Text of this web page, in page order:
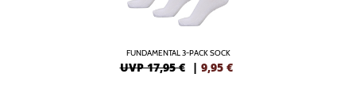
FUNDAMENTAL 3-PACK SOCK
UVP 17,95 € | 9,95 €